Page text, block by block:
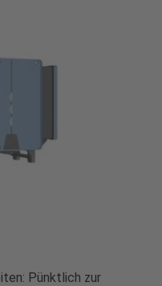
Pünktlich zur